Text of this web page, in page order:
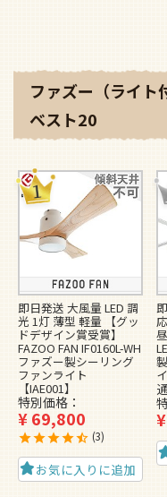
ファズー（ライト
ベスト20
即日発送 大風量 LED 調
光 1灯 薄型 軽量 【グッ
ドデザイン賞受賞】
FAZOO FAN IF0160L-WH
ファズー製シーリング
ファンライト
【IAE001】
特別価格
¥69,800
3
お気に入りに追加
¥